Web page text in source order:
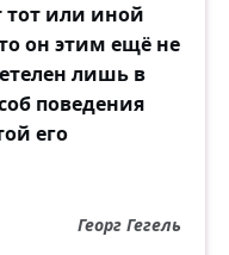
тот или иной
он этим ещё не
лишь в
поведения
его
Георг Гегель